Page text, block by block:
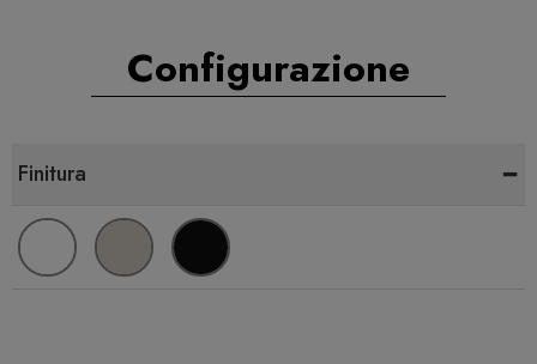
Configurazione
Finitura -